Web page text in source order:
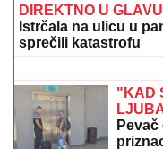
NA
jedan